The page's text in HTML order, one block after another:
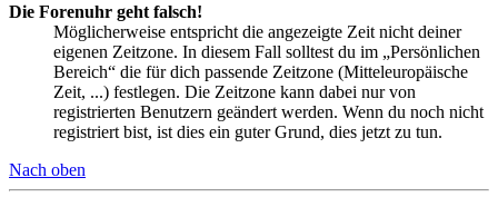
Die Forenuhr geht falsch!
Möglicherweise entspricht die angezeigte Zeit nicht deiner
eigenen Zeitzone. In diesem Fall solltest du im „Persönlichen
Bereich“ die für dich passende Zeitzone (Mitteleuropäische
Zeit, ...) festlegen. Die Zeitzone kann dabei nur von
registrierten Benutzern geändert werden. Wenn du noch nicht
registriert bist, ist dies ein guter Grund, dies jetzt zu tun.
Nach oben